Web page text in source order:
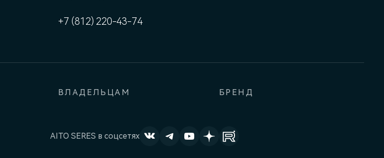
AITO SERES в соцсетях
+7 (812) 220-43-74
ВЛАДЕЛЬЦАМ БРЕНД